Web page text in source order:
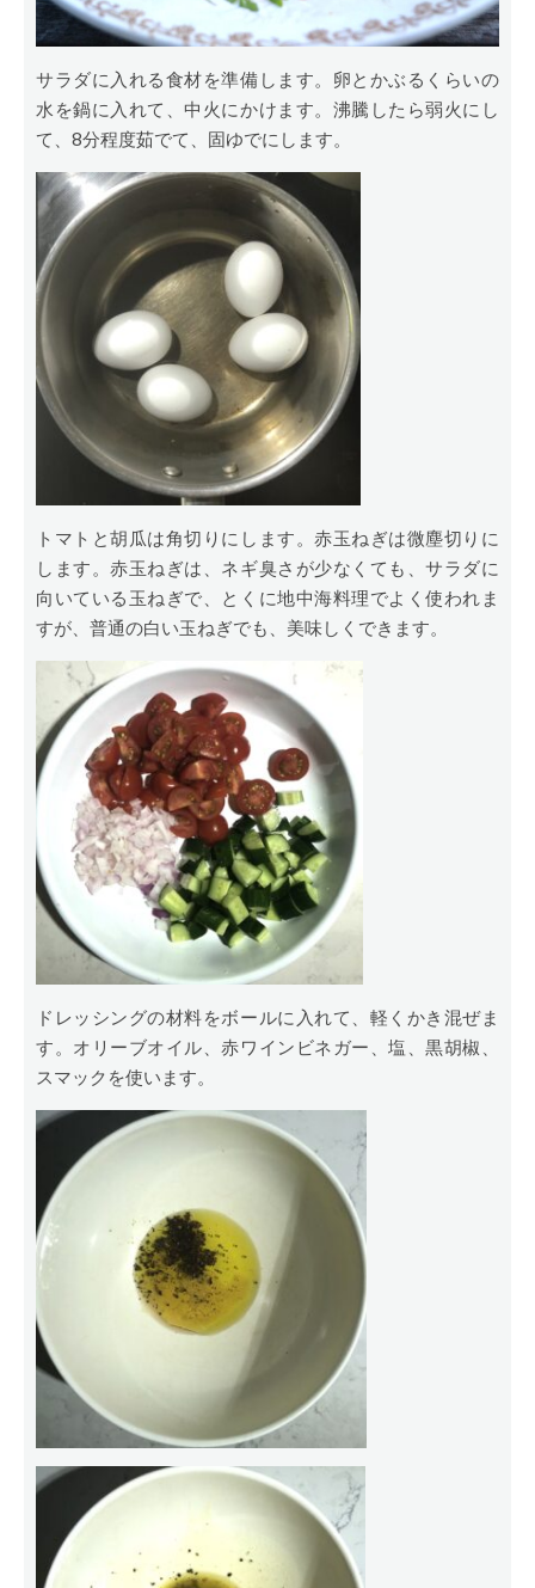
サラダに入れる食材を準備します。卵とかぶるくらいの
水を鍋に入れて、中火にかけます。沸騰したら弱火にし
て、8分程度茹でて、固ゆでにします。
トマトと胡瓜は角切りにします。赤玉ねぎは微塵切りに
します。赤玉ねぎは、ネギ臭さが少なくても、サラダに
向いている玉ねぎで、とくに地中海料理でよく使われま
すが、普通の白い玉ねぎでも、美味しくできます。
ドレッシングの材料をボールに入れて、軽くかき混ぜま
す。オリーブオイル、赤ワインビネガー、塩、黒胡椒、
スマックを使います。